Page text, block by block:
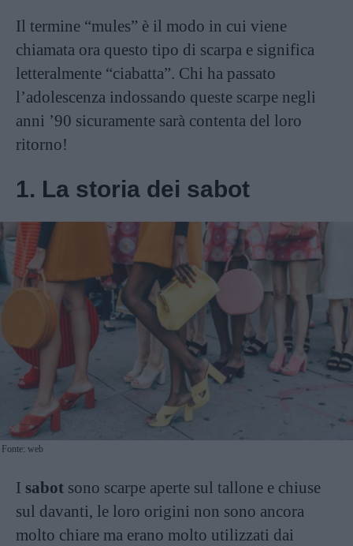
Il termine “mules” è il modo in cui viene
chiamata ora questo tipo di scarpa e significa
letteralmente “ciabatta”. Chi ha passato
l’adolescenza indossando queste scarpe negli
anni ’90 sicuramente sarà contenta del loro
ritorno!
1. La storia dei sabot
Fonte: web
I sabot sono scarpe aperte sul tallone e chiuse
sul davanti, le loro origini non sono ancora
molto chiare ma erano molto utilizzati dai